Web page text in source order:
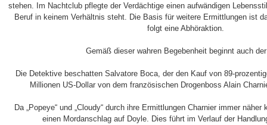
stehen. Im Nachtclub pflegte der Verdächtige einen aufwändigen
Beruf in keinem Verhältnis steht. Die Basis für weitere Ermittlungen ist
folgt eine Abhöraktion.
Gemäß dieser wahren Begebenheit beginnt auch
Die Detektive beschatten Salvatore Boca, der den Kauf von 89-
Millionen US-Dollar von dem französischen Drogenboss Alain
Da „Popeye“ und „Cloudy“ durch ihre Ermittlungen Charnier immer
einen Mordanschlag auf Doyle. Dies führt im Verlauf der